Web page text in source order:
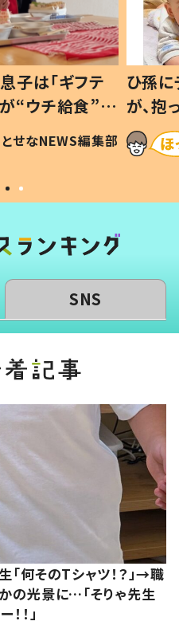
子は「ギフテ
“ウチ給食”を
は #令和の親
とせなNEWS編集部
ひ孫
が、
「涙が
い」
SNS
何そのTシャツ！？」→職
の光景に…「そりゃ先生
！」